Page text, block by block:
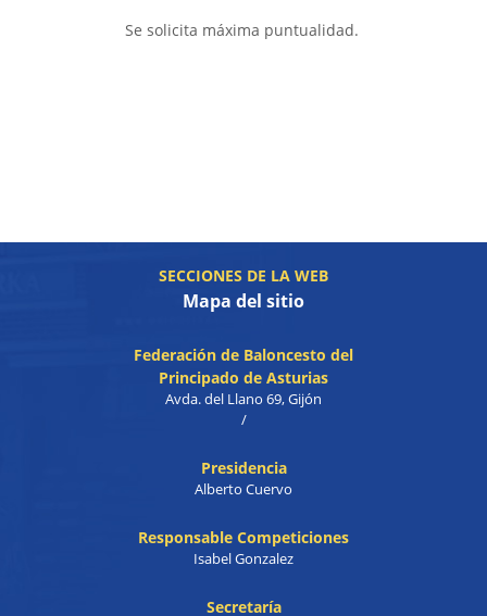
Se solicita máxima puntualidad.
SECCIONES DE LA WEB
Mapa del sitio
Federación de Baloncesto del
Principado de Asturias
Avda. del Llano 69, Gijón
/
Presidencia
Alberto Cuervo
Responsable Competiciones
Isabel Gonzalez
Secretaría